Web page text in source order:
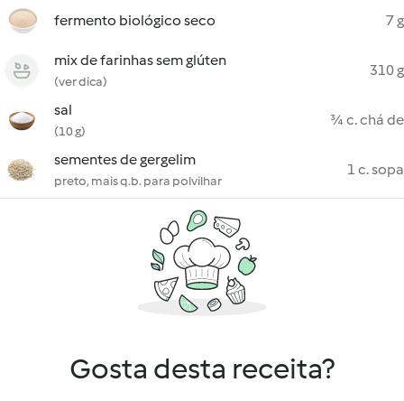
fermento biológico seco 7 g
mix de farinhas sem glúten
(ver dica)
310 g
sal
(10 g)
¾ c. chá de
sementes de gergelim
preto, mais q.b. para polvilhar
1 c. sopa
Gosta desta receita?